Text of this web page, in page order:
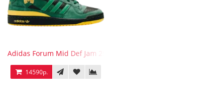
Adidas Forum Mid Def Jam 25th Anniversary
14590р.